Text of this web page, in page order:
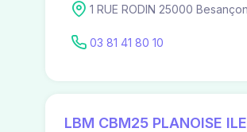
1 RUE RODIN 25000 Besançon
03 81 41 80 10
LBM CBM25 PLANOISE